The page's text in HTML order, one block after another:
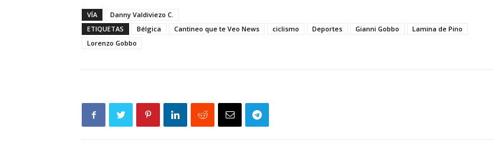
VÍA
Danny Valdiviezo C.
ETIQUETAS
Bélgica Cantineo que te Veo News ciclismo Deportes Gianni Gobbo
Lamina de Pino
Lorenzo Gobbo